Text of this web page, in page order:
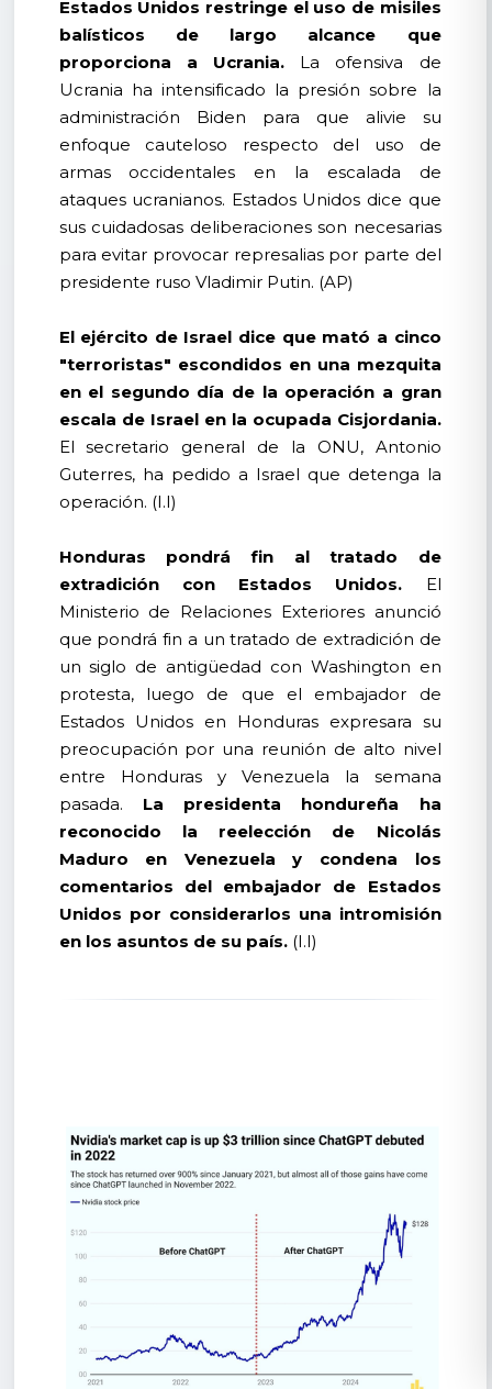
Estados Unidos restringe el uso de misiles
balísticos de largo alcance que
proporciona a Ucrania.La ofensiva de
Ucrania ha intensificado la presión sobre la
administración Biden para que alivie su
enfoque cauteloso respecto del uso de
armas occidentales en la escalada de
ataques ucranianos. Estados Unidos dice que
sus cuidadosas deliberaciones son necesarias
para evitar provocar represalias por parte del
presidente ruso Vladimir Putin. (AP)
El ejército de Israel dice que mató a cinco
"terroristas" escondidos en una mezquita
en el segundo día de la operación a gran
escala de Israel en la ocupada Cisjordania.
El secretario general de la ONU, Antonio
Guterres, ha pedido a Israel que detenga la
operación. (I.I)
Honduras pondrá fin al tratado de
extradición con Estados Unidos. El
Ministerio de Relaciones Exteriores anunció
que pondrá fin a un tratado de extradición de
un siglo de antigüedad con Washington en
protesta, luego de que el embajador de
Estados Unidos en Honduras expresara su
preocupación por una reunión de alto nivel
entre Honduras y Venezuela la semana
pasada. La presidenta hondureña ha
reconocido la reelección de Nicolás
Maduro en Venezuela y condena los
comentarios del embajador de Estados
Unidos por considerarlos una intromisión
en los asuntos de su país.(I.I)